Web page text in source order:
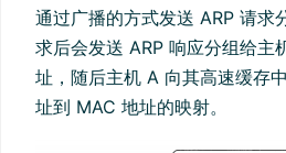
通过广播的方式发送 ARP 请求
求后会发送 ARP 响应分组给主
址，随后主机 A 向其高速缓存
址到 MAC 地址的映射。